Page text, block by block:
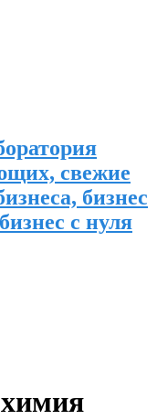
свежие
бизнес
с нуля
химия